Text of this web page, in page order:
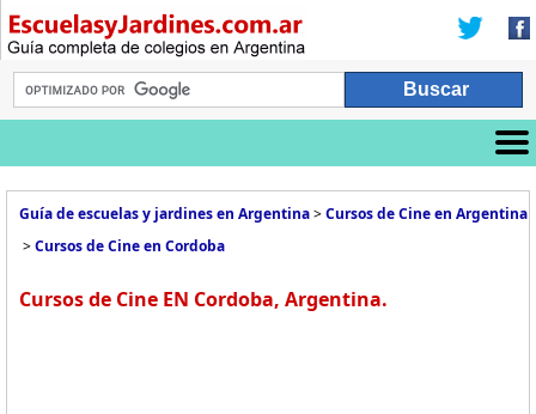
Guía de escuelas y jardines en Argentina>Cursos de Cine en Argentina
>Cursos de Cine en Cordoba
Cursos de Cine EN Cordoba, Argentina.